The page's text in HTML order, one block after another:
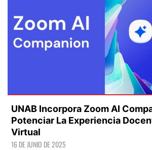
UNAB Incorpora Zoom AI
Potenciar La Experiencia
Virtual
16 DE JUNIO DE 2025